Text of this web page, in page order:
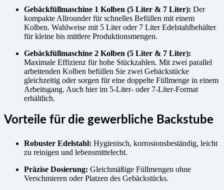
Gebäckfüllmaschine 1 Kolben (5 Liter & 7 Liter): Der
kompakte Allrounder für schnelles Befüllen mit einem
Kolben. Wahlweise mit 5 Liter oder 7 Liter Edelstahlbehälter
für kleine bis mittlere Produktionsmengen.
Gebäckfüllmaschine 2 Kolben (5 Liter & 7 Liter):
Maximale Effizienz für hohe Stückzahlen. Mit zwei parallel
arbeitenden Kolben befüllen Sie zwei Gebäckstücke
gleichzeitig oder sorgen für eine doppelte Füllmenge in einem
Arbeitsgang. Auch hier im 5-Liter- oder 7-Liter-Format
erhältlich.
Vorteile für die gewerbliche Backstube
Robuster Edelstahl: Hygienisch, korrosionsbeständig, leicht
zu reinigen und lebensmittelecht.
Präzise Dosierung: Gleichmäßige Füllmengen ohne
Verschmieren oder Platzen des Gebäckstücks.